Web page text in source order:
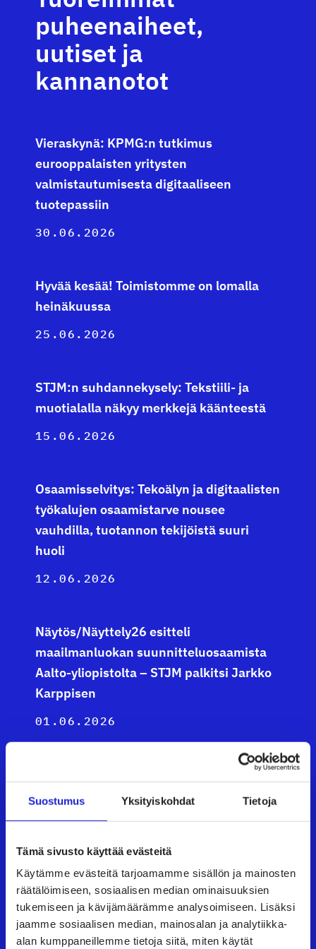
Suostumus Yksityiskohdat Tietoja
Tämä sivusto käyttää evästeitä
Käytämme evästeitä tarjoamamme sisällön ja mainosten
räätälöimiseen, sosiaalisen median ominaisuuksien
tukemiseen ja kävijämäärämme analysoimiseen. Lisäksi
jaamme sosiaalisen median, mainosalan ja analytiikka-
alan kumppaneillemme tietoja siitä, miten käytät
puheenaiheet,
uutiset ja
kannanotot
Vieraskynä: KPMG:n tutkimus
eurooppalaisten yritysten
valmistautumisesta digitaaliseen
tuotepassiin
30.06.2026
Hyvää kesää! Toimistomme on lomalla
heinäkuussa
25.06.2026
STJM:n suhdannekysely: Tekstiili- ja
muotialalla näkyy merkkejä käänteestä
15.06.2026
Osaamisselvitys: Tekoälyn ja digitaalisten
työkalujen osaamistarve nousee
vauhdilla, tuotannon tekijöistä suuri
huoli
12.06.2026
Näytös/Näyttely26 esitteli
maailmanluokan suunnitteluosaamista
Aalto-yliopistolta – STJM palkitsi Jarkko
Karppisen
01.06.2026
tarkoittaa tekstiili- ja muotialalle?
28.05.2026
UUTISHUONE